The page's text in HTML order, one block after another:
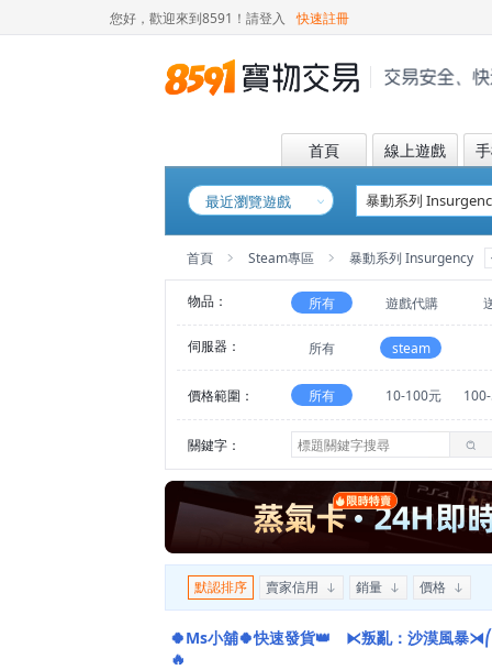
您好，歡迎來到8591！ 請登入 快速註冊
首頁 線上遊戲
最近瀏覽遊戲
首頁 Steam專區 暴動系列 Insurgency
物品： 所有 遊戲代購
伺服器： 所有 steam
價格範圍： 所有 10-100元
關鍵字：
默認排序 賣家信用 銷量 價格
🍀Ms小舖🍀快速發貨👑 ⧔叛亂：沙漠風暴⧕⎛
🔥